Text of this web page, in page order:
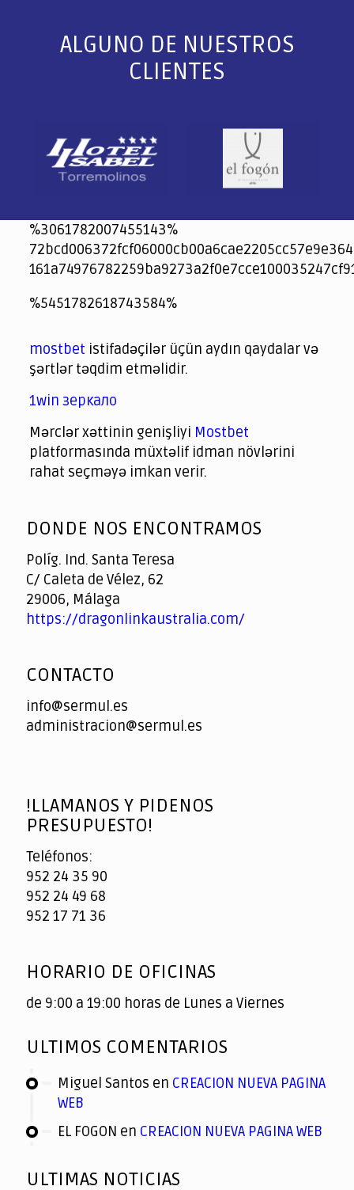
ALGUNO DE NUESTROS
CLIENTES
%3061782007455143%
jeetcity
1xbet
jeet city casino
%5451782618743584%
spintiger
Avabet
Spinrise
Crown Green
Crowngreen casino login
슈가 러쉬1000 슬롯
crazy time casino online
1xcasinozambia.com
codingworldnews.com
parimatch.kr
winorio
winorio casino
winorio
mostbet istifadəçilər üçün aydın qaydalar və
şərtlər təqdim etməlidir.
1win зеркало
Mərclər xəttinin genişliyi Mostbet
platformasında müxtəlif idman növlərini
rahat seçməyə imkan verir.
of
DONDE NOS ENCONTRAMOS
Políg. Ind. Santa Teresa
C/ Caleta de Vélez, 62
29006, Málaga
https://dragonlinkaustralia.com/
CONTACTO
info@sermul.es
administracion@sermul.es
!LLAMANOS Y PIDENOS
PRESUPUESTO!
Teléfonos:
952 24 35 90
952 24 49 68
952 17 71 36
HORARIO DE OFICINAS
de 9:00 a 19:00 horas de Lunes a Viernes
ULTIMOS COMENTARIOS
Miguel Santos en CREACION NUEVA PAGINA
WEB
EL FOGON en CREACION NUEVA PAGINA WEB
ULTIMAS NOTICIAS